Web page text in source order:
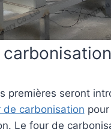
premières seront
de carbonisation
Le four de